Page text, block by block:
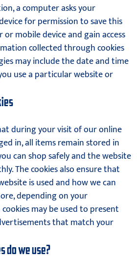
a computer asks your
for permission to save this
mobile device and gain access
collected through cookies
may include the date and time
use a particular website or
during your visit of our online
in, all items remain stored in
can shop safely and the website
The cookies also ensure that
is used and how we can
depending on your
may be used to present
that match your
do we use?